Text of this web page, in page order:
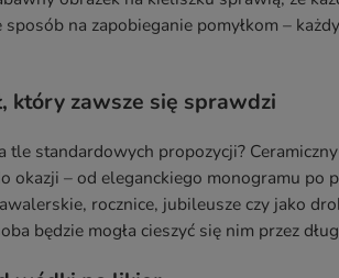
na zapobieganie pomyłkom –
który zawsze się sprawdzi
tle standardowych propozycji?
okazji – od eleganckiego monogramu po
rocznice, jubileusze czy jako
będzie mogła cieszyć się nim przez